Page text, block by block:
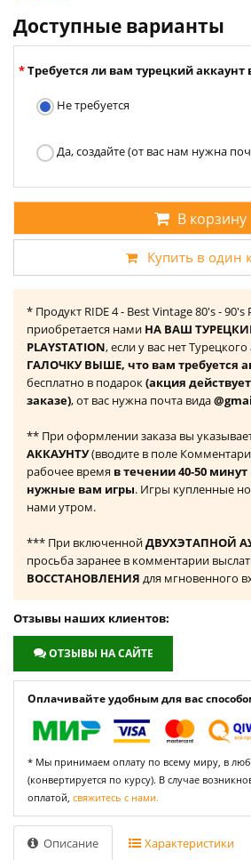
Доступные варианты
Требуется ли вам турецкий аккаунт
Не требуется
Да, создайте (от вас нам нужна
В корзину
Купить в один
* Продукт RIDE 4 - Best Vintage 80's - 90's
приобретается нами НА ВАШ
PLAYSTATION, если у вас нет Турецкого
ГАЛОЧКУ ВЫШЕ, что вам требуется
бесплатно в подарок(акция
заказе), от вас нужна почта вида
** При оформлении заказа вы
АККАУНТУ(вводите в поле
рабочее время в течении 40-50
нужные вам игры. Игры купленные
нами утром.
*** При включеннойДВУХЭТАПНОЙ
просьба заранее в комментарии
ВОССТАНОВЛЕНИЯ для мгновенного
Отзывы наших клиентов:
ОТЗЫВЫ НА САЙТЕ
Оплачивайте удобным для вас
* Мы принимаем оплату по всему миру, в
(конвертируется по курсу). В случае
оплатой, свяжитесь с нами.
Описание Характеристики